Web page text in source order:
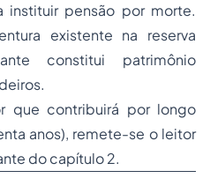
instituir pensão por morte.
existente na reserva
constitui patrimônio
que contribuirá por longo
anos), remete-se o leitor
do capítulo 2.